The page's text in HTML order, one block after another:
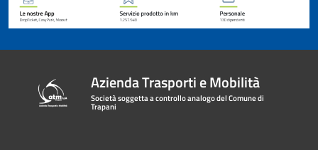
Azienda Trasporti e Mobilità
Società soggetta a controllo analogo del Comune di
Trapani